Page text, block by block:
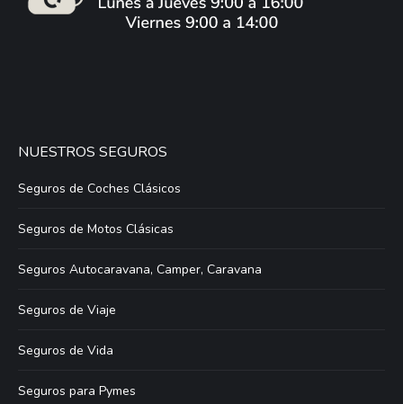
NUESTROS SEGUROS
Seguros de Coches Clásicos
Seguros de Motos Clásicas
Seguros Autocaravana, Camper, Caravana
Seguros de Viaje
Seguros de Vida
Seguros para Pymes